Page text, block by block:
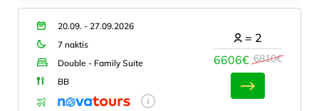
20.09. - 27.09.2026
7 naktis
Double - Family Suite
BB
6606€ 6810€
= 2